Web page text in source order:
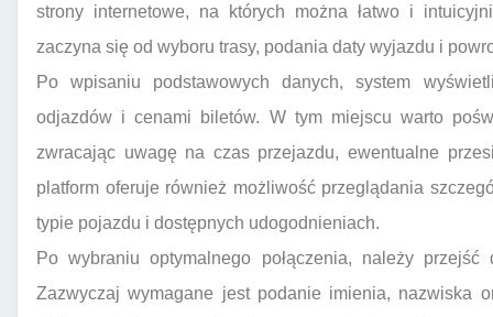
strony internetowe, na których można łatwo i
zaczyna się od wyboru trasy, podania daty wyjazdu i
Po wpisaniu podstawowych danych, system
odjazdów i cenami biletów. W tym miejscu warto
zwracając uwagę na czas przejazdu, ewentualne
platform oferuje również możliwość przeglądania
typie pojazdu i dostępnych udogodnieniach.
Po wybraniu optymalnego połączenia, należy
Zazwyczaj wymagane jest podanie imienia, nazwiska